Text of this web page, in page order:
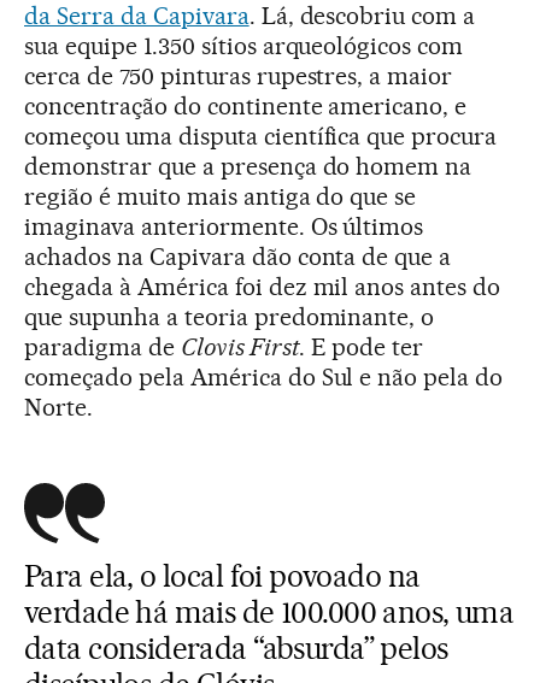
da Serra da Capivara. Lá, descobriu com a
sua equipe 1.350 sítios arqueológicos com
cerca de 750 pinturas rupestres, a maior
concentração do continente americano, e
começou uma disputa científica que procura
demonstrar que a presença do homem na
região é muito mais antiga do que se
imaginava anteriormente. Os últimos
achados na Capivara dão conta de que a
chegada à América foi dez mil anos antes do
que supunha a teoria predominante, o
paradigma de Clovis First. E pode ter
começado pela América do Sul e não pela do
Norte.
Para ela, o local foi povoado na
verdade há mais de 100.000 anos, uma
data considerada “absurda” pelos